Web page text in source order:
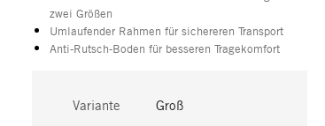
zwei Größen
Umlaufender Rahmen für sichereren Transport
Anti-Rutsch-Boden für besseren Tragekomfort
Variante Groß